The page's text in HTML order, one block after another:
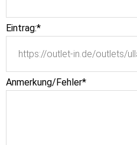
Eintrag:*
Anmerkung/Fehler*